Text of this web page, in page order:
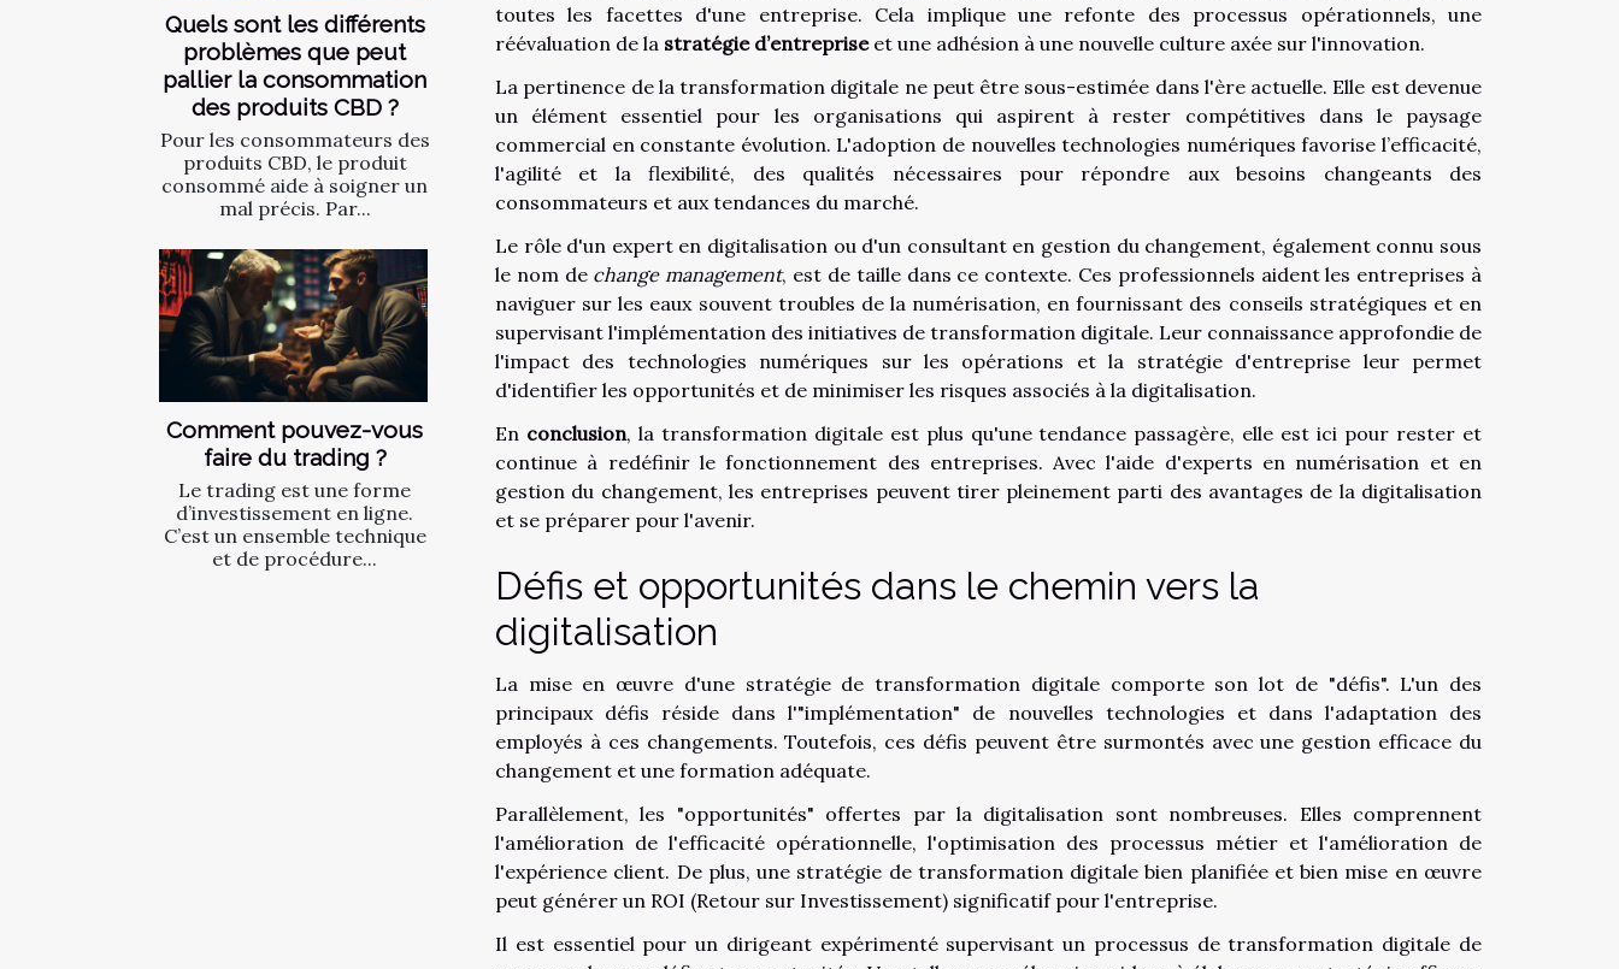
Quels sont les différents
problèmes que peut
pallier la consommation
des produits CBD ?
Pour les consommateurs des
produits CBD, le produit
consommé aide à soigner un
mal précis. Par...
Comment pouvez-vous
faire du trading ?
Le trading est une forme
d’investissement en ligne.
C’est un ensemble technique
et de procédure...
toutes les facettes d'une entreprise. Cela implique une refonte des processus opérationnels, une
réévaluation de la stratégie d’entrepriseet une adhésion à une nouvelle culture axée sur l'innovation.
La pertinence de la transformation digitale ne peut être sous-estimée dans l'ère actuelle. Elle est devenue
un élément essentiel pour les organisations qui aspirent à rester compétitives dans le paysage
commercial en constante évolution. L'adoption de nouvelles technologies numériques favorise l’efficacité,
l'agilité et la flexibilité, des qualités nécessaires pour répondre aux besoins changeants des
consommateurs et aux tendances du marché.
Le rôle d'un expert en digitalisation ou d'un consultant en gestion du changement, également connu sous
le nom de change management, est de taille dans ce contexte. Ces professionnels aident les entreprises à
naviguer sur les eaux souvent troubles de la numérisation, en fournissant des conseils stratégiques et en
supervisant l'implémentation des initiatives de transformation digitale. Leur connaissance approfondie de
l'impact des technologies numériques sur les opérations et la stratégie d'entreprise leur permet
d'identifier les opportunités et de minimiser les risques associés à la digitalisation.
En conclusion, la transformation digitale est plus qu'une tendance passagère, elle est ici pour rester et
continue à redéfinir le fonctionnement des entreprises. Avec l'aide d'experts en numérisation et en
gestion du changement, les entreprises peuvent tirer pleinement parti des avantages de la digitalisation
et se préparer pour l'avenir.
Défis et opportunités dans le chemin vers la
digitalisation
La mise en œuvre d'une stratégie de transformation digitale comporte son lot de "défis". L'un des
principaux défis réside dans l'"implémentation" de nouvelles technologies et dans l'adaptation des
employés à ces changements. Toutefois, ces défis peuvent être surmontés avec une gestion efficace du
changement et une formation adéquate.
Parallèlement, les "opportunités" offertes par la digitalisation sont nombreuses. Elles comprennent
l'amélioration de l'efficacité opérationnelle, l'optimisation des processus métier et l'amélioration de
l'expérience client. De plus, une stratégie de transformation digitale bien planifiée et bien mise en œuvre
peut générer un ROI (Retour sur Investissement) significatif pour l'entreprise.
Il est essentiel pour un dirigeant expérimenté supervisant un processus de transformation digitale de